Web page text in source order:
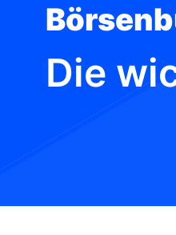
Die